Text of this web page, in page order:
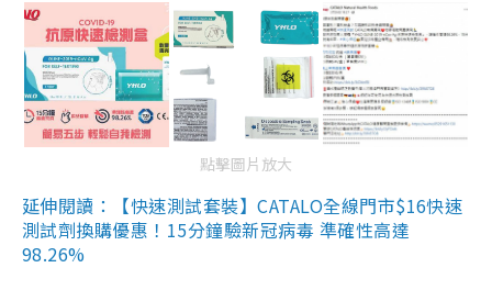
點擊圖片放大
延伸閱讀：【快速測試套裝】CATALO全線門市$16快速
測試劑換購優惠！15分鐘驗新冠病毒 準確性高達
98.26%